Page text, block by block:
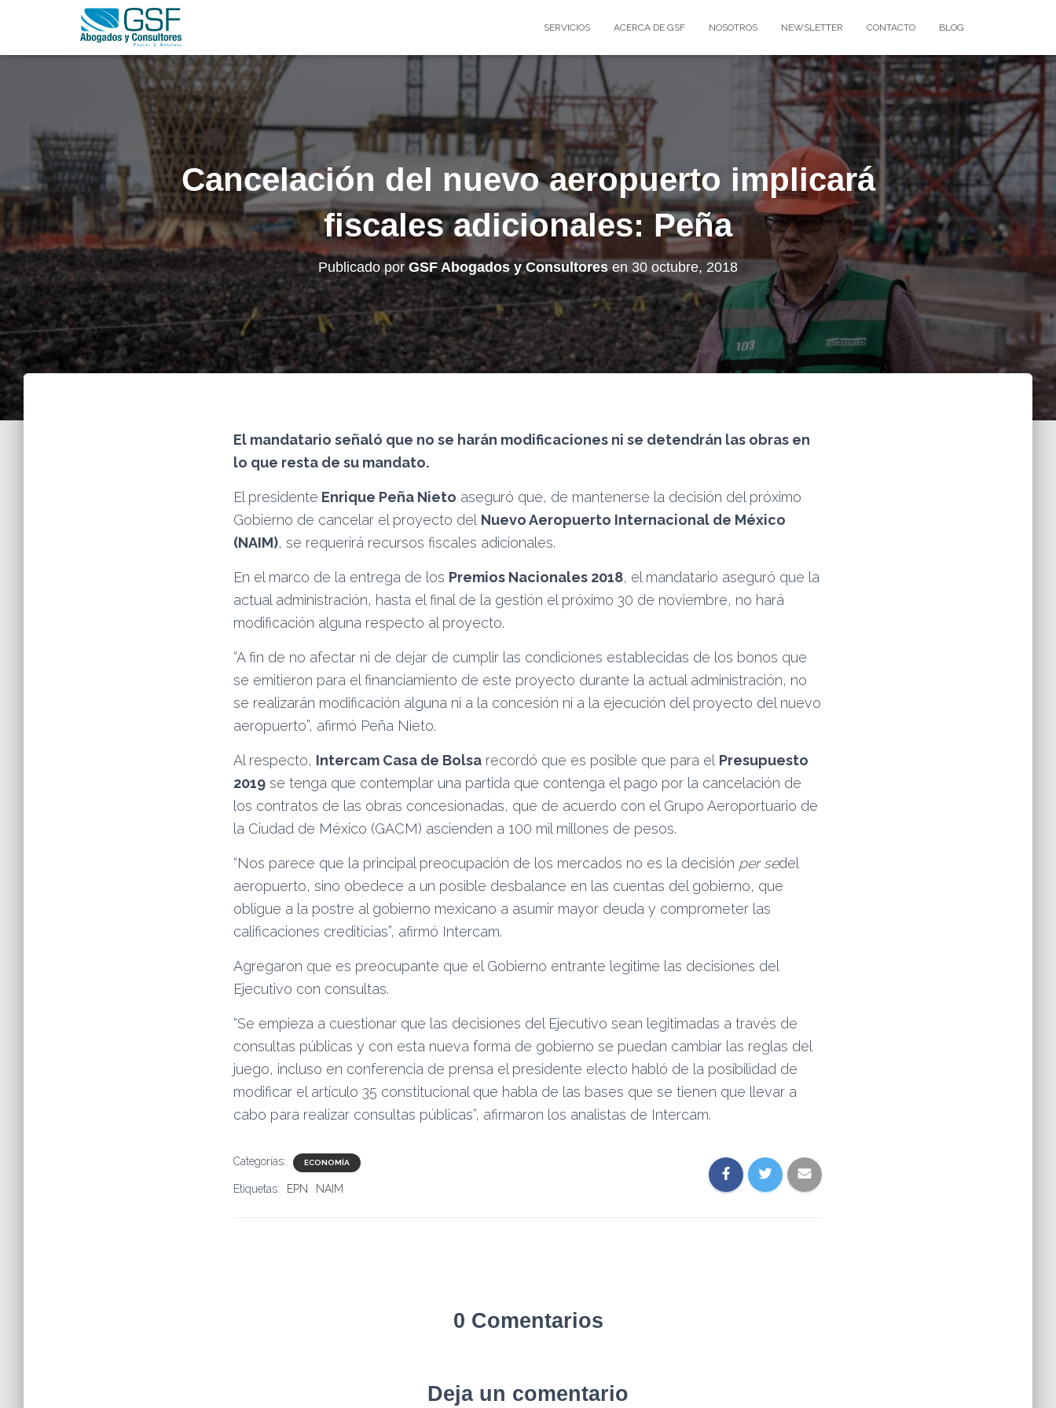
SERVICIOS ACERCA DE GSF NOSOTROS NEWSLETTER CONTACTO BLOG
Cancelación del nuevo aeropuerto implicará
fiscales adicionales: Peña
Publicado por GSF Abogados y Consultoresen 30 octubre, 2018
El mandatario señaló que no se harán modificaciones ni se detendrán las obras en
lo que resta de su mandato.
El presidente Enrique Peña Nieto aseguró que, de mantenerse la decisión del próximo
Gobierno de cancelar el proyecto del Nuevo Aeropuerto Internacional de México
(NAIM), se requerirá recursos fiscales adicionales.
En el marco de la entrega de los Premios Nacionales 2018, el mandatario aseguró que la
actual administración, hasta el final de la gestión el próximo 30 de noviembre, no hará
modificación alguna respecto al proyecto.
“A fin de no afectar ni de dejar de cumplir las condiciones establecidas de los bonos que
se emitieron para el financiamiento de este proyecto durante la actual administración, no
se realizarán modificación alguna ni a la concesión ni a la ejecución del proyecto del nuevo
aeropuerto”, afirmó Peña Nieto.
Al respecto, Intercam Casa de Bolsa recordó que es posible que para el Presupuesto
2019 se tenga que contemplar una partida que contenga el pago por la cancelación de
los contratos de las obras concesionadas, que de acuerdo con el Grupo Aeroportuario de
la Ciudad de México (GACM) ascienden a 100 mil millones de pesos.
“Nos parece que la principal preocupación de los mercados no es la decisión per sedel
aeropuerto, sino obedece a un posible desbalance en las cuentas del gobierno, que
obligue a la postre al gobierno mexicano a asumir mayor deuda y comprometer las
calificaciones crediticias”, afirmó Intercam.
Agregaron que es preocupante que el Gobierno entrante legitime las decisiones del
Ejecutivo con consultas.
“Se empieza a cuestionar que las decisiones del Ejecutivo sean legitimadas a través de
consultas públicas y con esta nueva forma de gobierno se puedan cambiar las reglas del
juego, incluso en conferencia de prensa el presidente electo habló de la posibilidad de
modificar el artículo 35 constitucional que habla de las bases que se tienen que llevar a
cabo para realizar consultas públicas”, afirmaron los analistas de Intercam.
Categorías: ECONOMÍA
Etiquetas: EPN NAIM
0 Comentarios
Deja un comentario